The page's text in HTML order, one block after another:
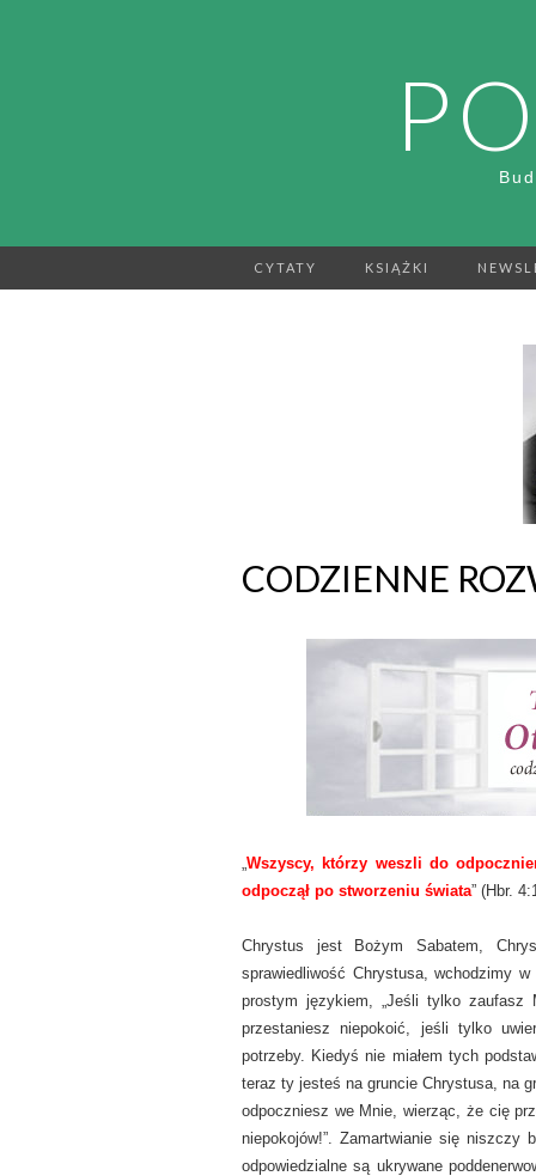
CYTATY KSIĄŻKI
CODZIENNE
„Wszyscy, którzy weszli do
odpoczął po stworzeniu świata” (Hbr.
Chrystus jest Bożym Sabatem,
sprawiedliwość Chrystusa, wchodzimy
prostym językiem, „Jeśli tylko zaufasz
przestaniesz niepokoić, jeśli tylko
potrzeby. Kiedyś nie miałem tych
teraz ty jesteś na gruncie Chrystusa, na
odpoczniesz we Mnie, wierząc, że cię
niepokojów!”. Zamartwianie się
odpowiedzialne są ukrywane